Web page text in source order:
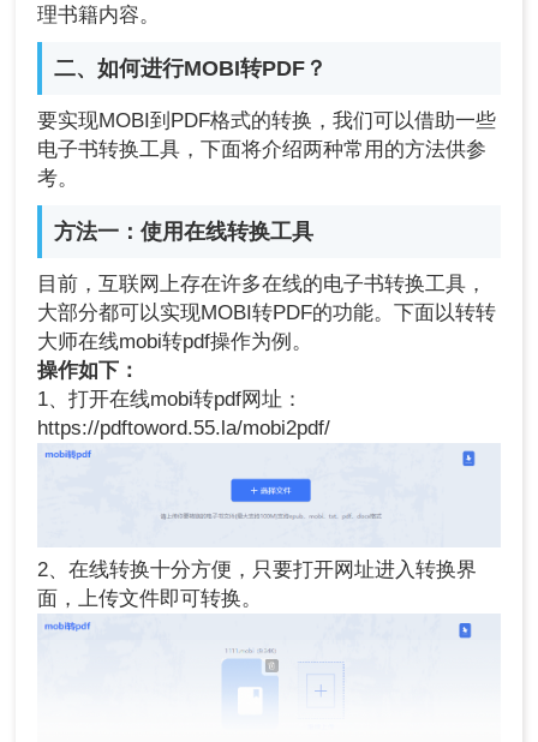
理书籍内容。
二、如何进行MOBI转PDF？
要实现MOBI到PDF格式的转换，我们可以借助一些
电子书转换工具，下面将介绍两种常用的方法供参
考。
方法一：使用在线转换工具
目前，互联网上存在许多在线的电子书转换工具，
大部分都可以实现MOBI转PDF的功能。下面以转转
大师在线mobi转pdf操作为例。
操作如下：
1、打开在线mobi转pdf网址：
https://pdftoword.55.la/mobi2pdf/
2、在线转换十分方便，只要打开网址进入转换界
面，上传文件即可转换。